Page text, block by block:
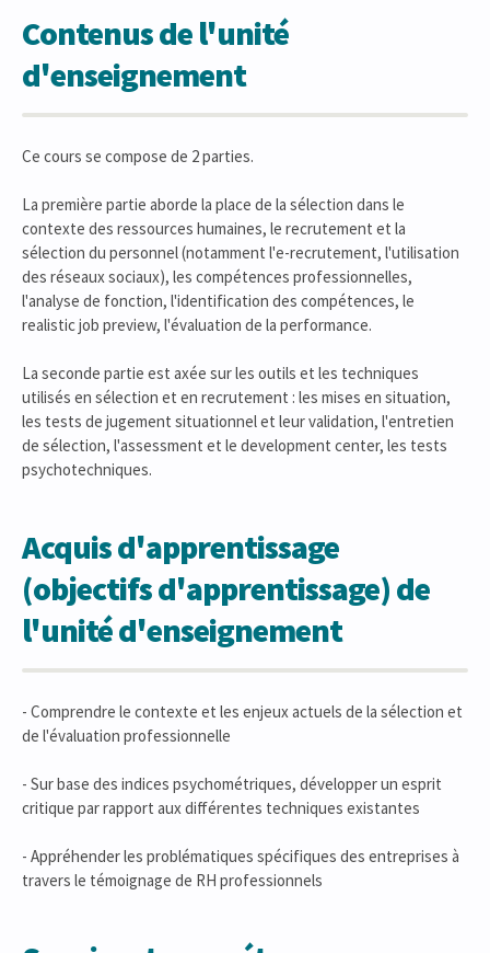
Contenus de l'unité
d'enseignement
Ce cours se compose de 2 parties.
La première partie aborde la place de la sélection dans le
contexte des ressources humaines, le recrutement et la
sélection du personnel (notamment l'e-recrutement, l'utilisation
des réseaux sociaux), les compétences professionnelles,
l'analyse de fonction, l'identification des compétences, le
realistic job preview, l'évaluation de la performance.
La seconde partie est axée sur les outils et les techniques
utilisés en sélection et en recrutement : les mises en situation,
les tests de jugement situationnel et leur validation, l'entretien
de sélection, l'assessment et le development center, les tests
psychotechniques.
Acquis d'apprentissage
(objectifs d'apprentissage) de
l'unité d'enseignement
- Comprendre le contexte et les enjeux actuels de la sélection et
de l'évaluation professionnelle
- Sur base des indices psychométriques, développer un esprit
critique par rapport aux différentes techniques existantes
- Appréhender les problématiques spécifiques des entreprises à
travers le témoignage de RH professionnels